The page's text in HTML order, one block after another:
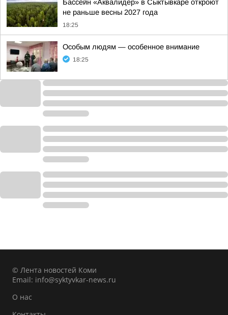
Бассейн «Аквалидер» в Сыктывкаре откроют
не раньше весны 2027 года
18:25
Особым людям — особенное внимание
18:25
© Лента новостей Коми
Email: info@syktyvkar-news.ru
О нас